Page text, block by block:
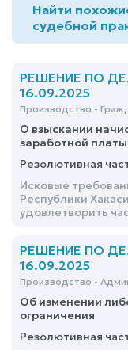
Найти
судебной
РЕШЕНИЕ ПО
16.09.2025
Производство -
О взыскании
заработной
Резолютивная
Исковые
Республики
удовлетворить
РЕШЕНИЕ ПО
16.09.2025
Производство -
Об изменении
ограничения
Резолютивная